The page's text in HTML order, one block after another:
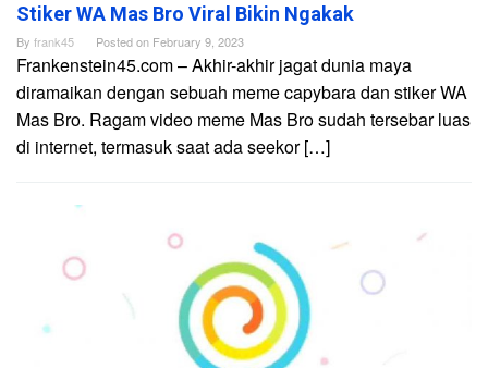
Stiker WA Mas Bro Viral Bikin Ngakak
By frank45 Posted on February 9, 2023
Frankenstein45.com – Akhir-akhir jagat dunia maya
diramaikan dengan sebuah meme capybara dan stiker WA
Mas Bro. Ragam video meme Mas Bro sudah tersebar luas
di internet, termasuk saat ada seekor […]